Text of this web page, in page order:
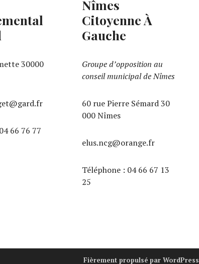
30000
66 76 77
Nîmes
Citoyenne À
Gauche
Groupe d’opposition au
conseil municipal de Nîmes
60 rue Pierre Sémard 30
000 Nîmes
elus.ncg@orange.fr
Téléphone : 04 66 67 13
25‬
Fièrement propulsé par WordPress